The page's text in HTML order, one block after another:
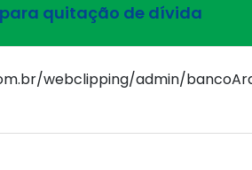
para quitação de dívida